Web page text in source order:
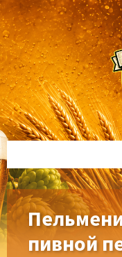
Skip
to
content
Skip
to
left
sidebar
Skip
to
right
sidebar
Skip
to
footer
пивной